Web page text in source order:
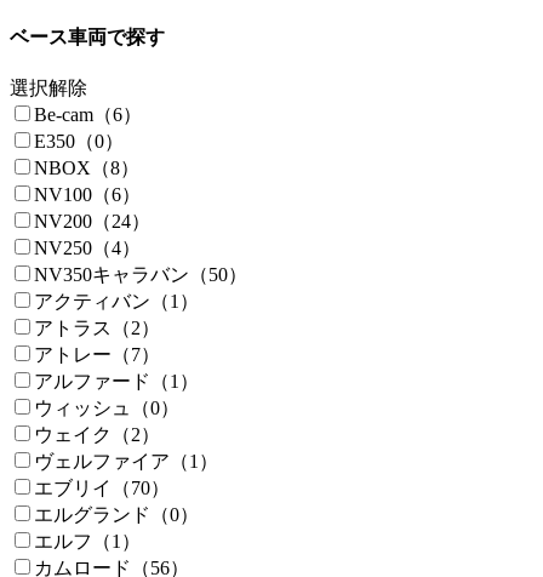
ベース車両で探す
選択解除
Be-cam（6）
E350（0）
NBOX（8）
NV100（6）
NV200（24）
NV250（4）
NV350キャラバン（50）
アクティバン（1）
アトラス（2）
アトレー（7）
アルファード（1）
ウィッシュ（0）
ウェイク（2）
ヴェルファイア（1）
エブリイ（70）
エルグランド（0）
エルフ（1）
カムロード（56）